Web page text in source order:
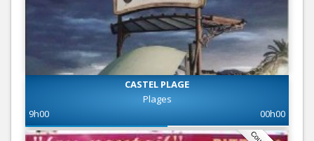
CASTEL PLAGE
Plages
9h00
00h00